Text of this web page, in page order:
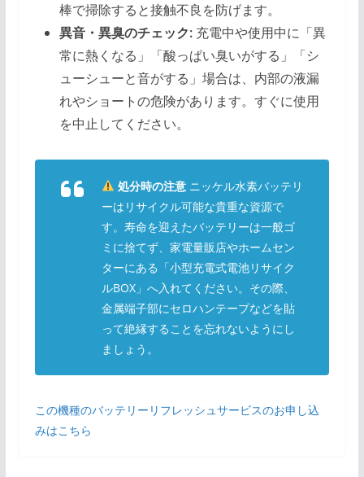
棒で掃除すると接触不良を防げます。
異音・異臭のチェック:充電中や使用中に「異
常に熱くなる」「酸っぱい臭いがする」「シ
ューシューと音がする」場合は、内部の液漏
れやショートの危険があります。すぐに使用
を中止してください。
処分時の注意ニッケル水素バッテリ
ーはリサイクル可能な貴重な資源で
す。寿命を迎えたバッテリーは一般ゴ
ミに捨てず、家電量販店やホームセン
ターにある「小型充電式電池リサイク
ルBOX」へ入れてください。その際、
金属端子部にセロハンテープなどを貼
って絶縁することを忘れないようにし
ましょう。
この機種のバッテリーリフレッシュサービスのお申し込
みはこちら